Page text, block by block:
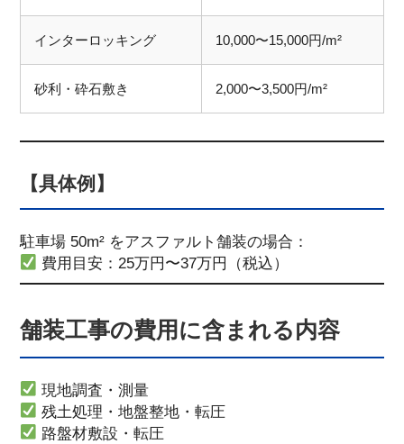
インターロッキング 10,000〜15,000円/m²
砂利・砕石敷き 2,000〜3,500円/m²
【具体例】
駐車場 50m² をアスファルト舗装の場合：
費用目安：25万円〜37万円（税込）
舗装工事の費用に含まれる内容
現地調査・測量
残土処理・地盤整地・転圧
路盤材敷設・転圧